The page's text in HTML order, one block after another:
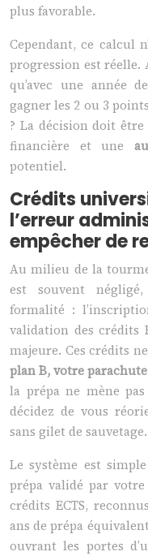
plus favorable.
Cependant, ce calcul
progression est réelle.
qu’avec une année
gagner les 2 ou 3
? La décision doit
financière et une
potentiel.
Crédits
l’erreur
empêcher de
Au milieu de la
est souvent
formalité :
validation des crédits
majeure. Ces crédits
plan B, votre
la prépa ne mène
décidez de vous
sans gilet de sauvetage.
Le système est
prépa validé par
crédits ECTS,
ans de prépa
ouvrant les portes